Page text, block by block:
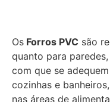
Os Forros PVC são
quanto para
com que se
cozinhas e
nas áreas de